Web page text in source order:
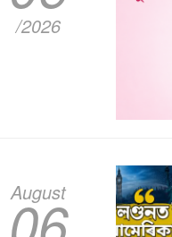
/2026
August